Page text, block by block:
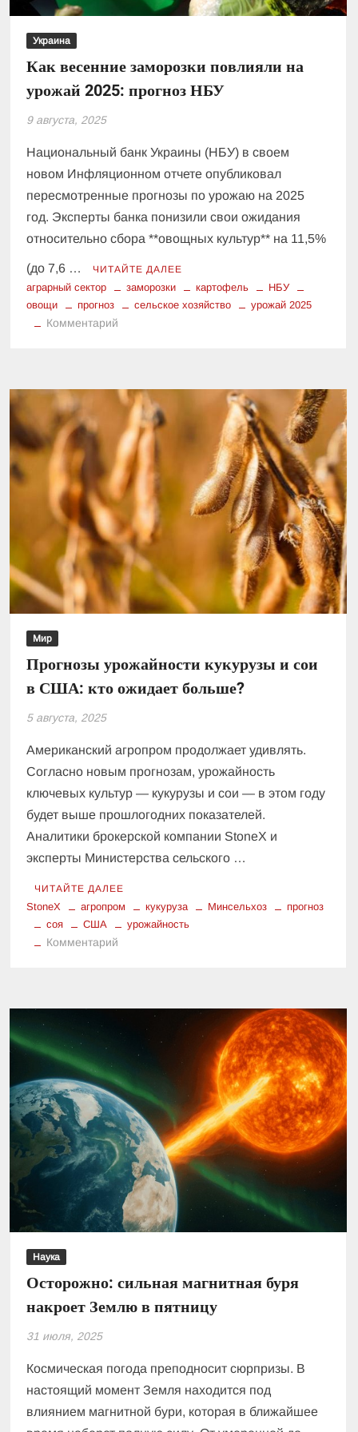
Украина
Как весенние заморозки повлияли на
урожай 2025: прогноз НБУ
9 августа, 2025
Национальный банк Украины (НБУ) в своем
новом Инфляционном отчете опубликовал
пересмотренные прогнозы по урожаю на 2025
год. Эксперты банка понизили свои ожидания
относительно сбора **овощных культур** на 11,5%
(до 7,6 … ЧИТАЙТЕ ДАЛЕЕ
аграрный сектор заморозки картофель
НБУ
овощи
прогноз сельское хозяйство урожай 2025
Комментарий
повлияли
на
урожай
2025:
прогноз
НБУ
Мир
Прогнозы урожайности кукурузы и сои
в США: кто ожидает больше?
5 августа, 2025
Американский агропром продолжает удивлять.
Согласно новым прогнозам, урожайность
ключевых культур — кукурузы и сои — в этом году
будет выше прошлогодних показателей.
Аналитики брокерской компании StoneX и
эксперты Министерства сельского …
ЧИТАЙТЕ ДАЛЕЕ
StoneX агропром кукуруза Минсельхоз
прогноз
соя
США урожайность
Комментарий
сои
кто
ожидает
больше?
Наука
Осторожно: сильная магнитная буря
накроет Землю в пятницу
31 июля, 2025
Космическая погода преподносит сюрпризы. В
настоящий момент Земля находится под
влиянием магнитной бури, которая в ближайшее